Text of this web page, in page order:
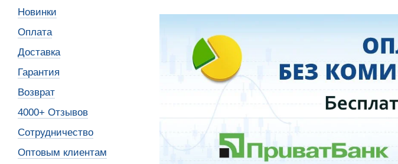
Новинки
Оплата
Доставка
Гарантия
Возврат
4000+ Отзывов
Сотрудничество
Оптовым клиентам